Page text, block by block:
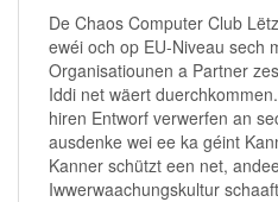
De Chaos Computer Club
ewéi och op EU-Niveau sech
Organisatiounen a Partner
Iddi net wäert
hiren Entworf verwerfen an
ausdenke wei ee ka géint
Kanner schützt een net,
Iwwerwaachungskultur